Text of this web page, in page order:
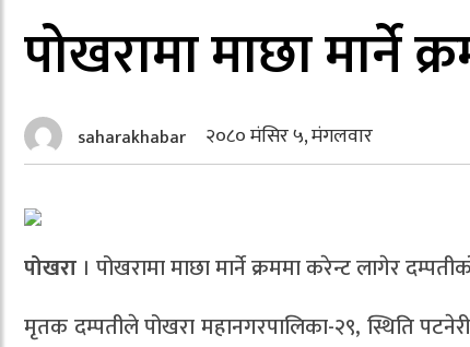
पोखरामा माछा मार्ने
saharakhabar २०८० मंसिर ५, मंगलवार
पोखरा । पोखरामा माछा मार्ने क्रममा करेन्ट लागेर
मृतक दम्पतीले पोखरा महानगरपालिका-२९, स्थिति